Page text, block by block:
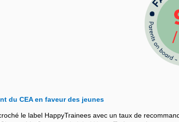
du CEA en faveur des jeunes
le label HappyTrainees avec un taux de